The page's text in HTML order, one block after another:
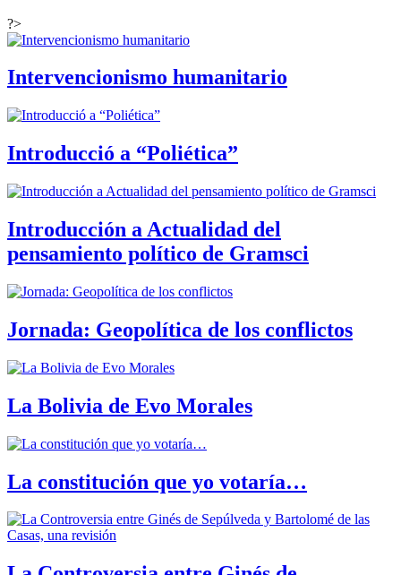
?>
Intervencionismo humanitario
Introducció a “Poliética”
Introducción a Actualidad del
pensamiento político de Gramsci
Jornada: Geopolítica de los conflictos
La Bolivia de Evo Morales
La constitución que yo votaría…